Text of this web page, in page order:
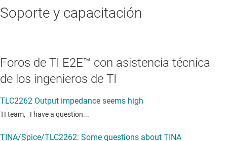
Soporte y capacitación
Foros de TI E2E™ con asistencia técnica
de los ingenieros de TI